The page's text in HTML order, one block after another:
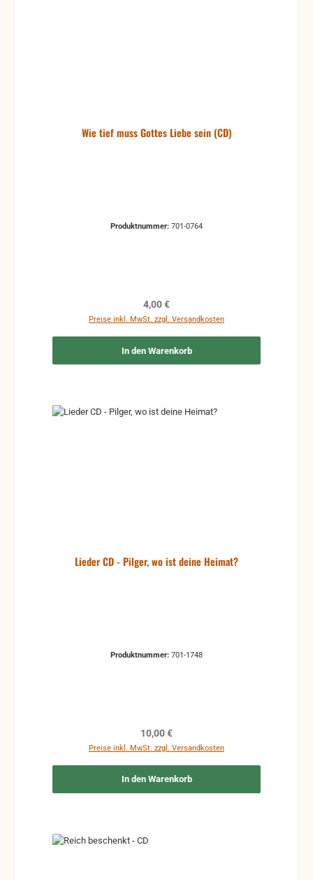
Wie tief muss Gottes Liebe sein (CD)
Produktnummer: 701-0764
Regulärer Preis:
4,00 €
Preise inkl. MwSt. zzgl. Versandkosten
In den Warenkorb
Lieder CD - Pilger, wo ist deine Heimat?
Produktnummer: 701-1748
Regulärer Preis:
10,00 €
Preise inkl. MwSt. zzgl. Versandkosten
In den Warenkorb